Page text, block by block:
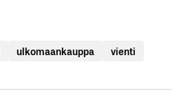
ulkomaankauppa vienti